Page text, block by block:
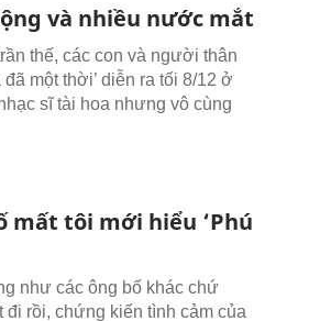
và nhiều nước mắt
thế, các con và người thân
một thời’ diễn ra tối 8/12 ở
sĩ tài hoa nhưng vô cùng
mất tôi mới hiểu ‘Phú
như các ông bố khác chứ
rồi, chứng kiến tình cảm của